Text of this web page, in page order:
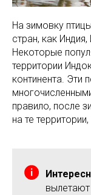
На зимовку
стран, как
Некоторые
территории
континента. Эти
правило, после
на те